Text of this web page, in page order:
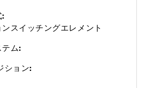
:
スイッチングエレメント
テム:
ション: